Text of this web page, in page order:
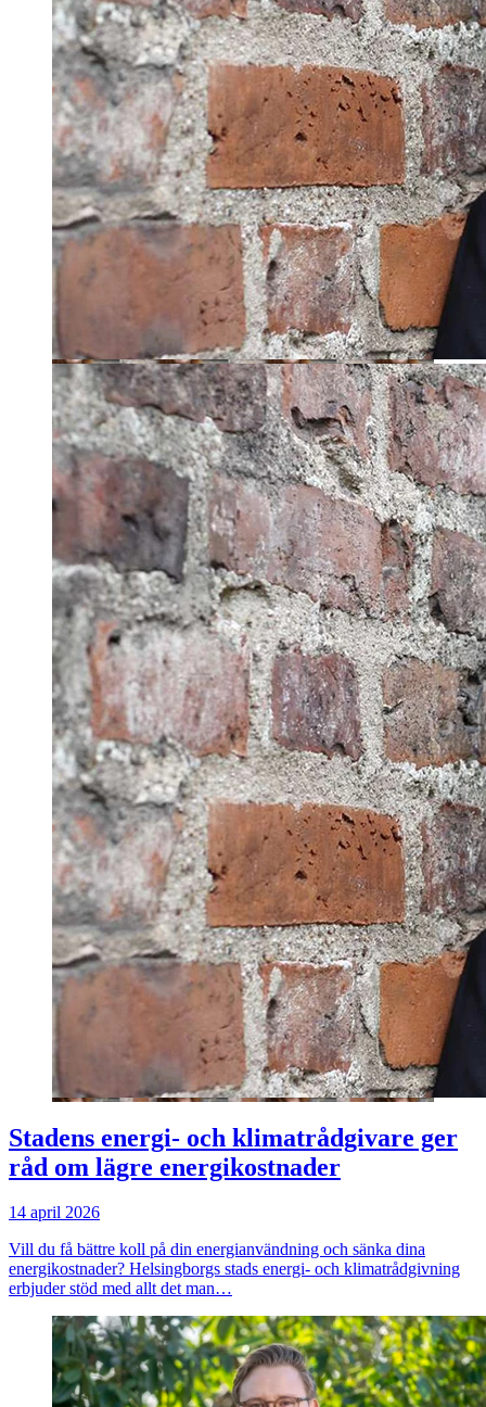
Stadens energi- och klimatrådgivare ger
råd om lägre energikostnader
14 april 2026
Vill du få bättre koll på din energianvändning och sänka dina
energikostnader? Helsingborgs stads energi- och klimatrådgivning
erbjuder stöd med allt det man…